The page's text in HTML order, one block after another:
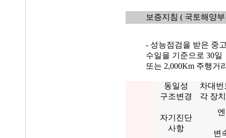
보증지침 ( 국토해양
- 성능점검을 받은 중
수일을 기준으로 30일
또는 2,000Km 주행거
동일성
차대
구조변경
각 장
자기진단
사항
변